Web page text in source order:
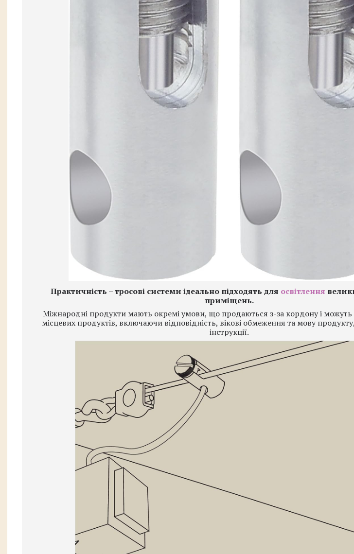
Практичність – тросові системи ідеально підходять для освітлення
приміщень.
Міжнародні продукти мають окремі умови, що продаються з-за кордону і можуть
місцевих продуктів, включаючи відповідність, вікові обмеження та мову
інструкції.